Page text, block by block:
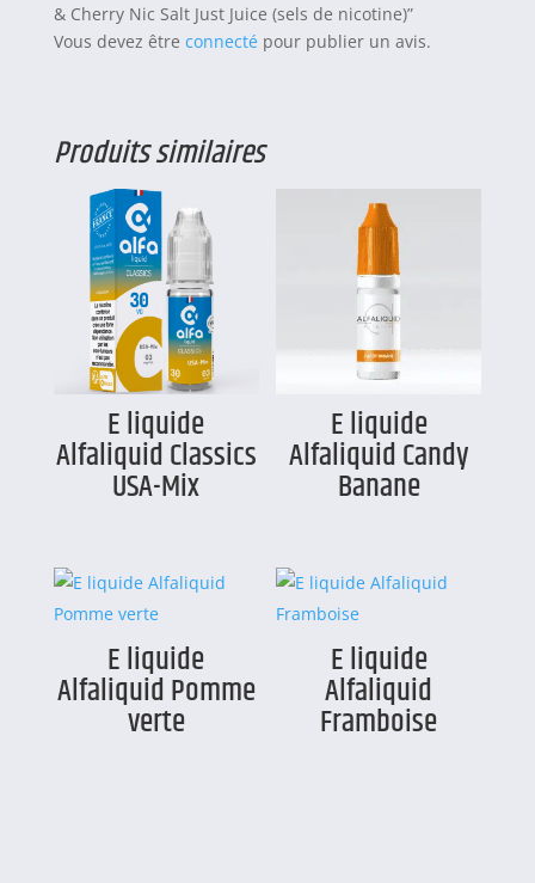
& Cherry Nic Salt Just Juice (sels de nicotine)”
Vous devez être connecté pour publier un avis.
Produits similaires
E liquide
Alfaliquid Classics
USA-Mix
E liquide
Alfaliquid Candy
Banane
E liquide
Alfaliquid Pomme
verte
E liquide
Alfaliquid
Framboise